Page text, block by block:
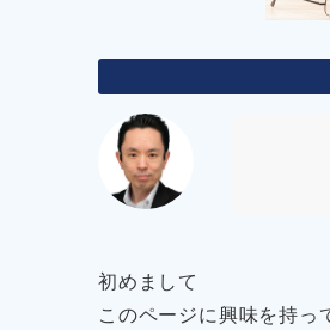
初めまして
このページに興味を持っ